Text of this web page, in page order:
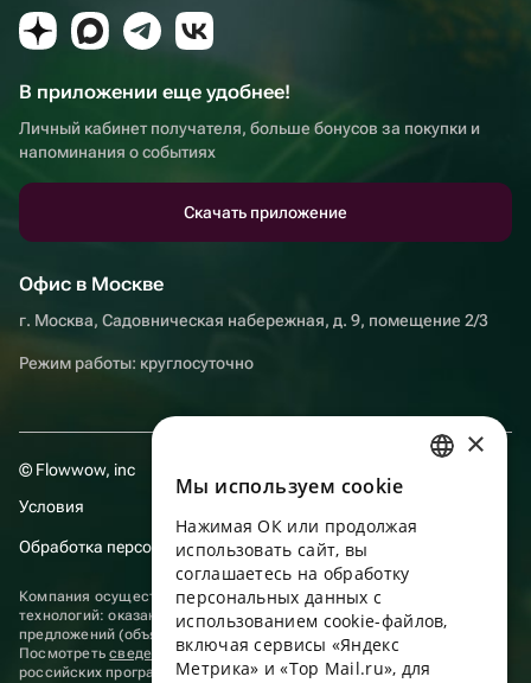
В приложении еще удобнее!
Личный кабинет получателя, больше бонусов за покупки и
напоминания о событиях
Скачать приложение
Офис в Москве
г. Москва, Садовническая набережная, д. 9, помещение 2/3
Режим работы: круглосуточно
© Flowwow, inc
Условия
Обработка персональных данных
Компания осуществляет деятельность в области информационных
технологий: оказание услуг в сети “Интернет” по размещению
предложений (объявлений) продавцов о реализации товаров.
Посмотретьсведения о программах, включенных в реестр
российских программ для электронных вычислительных машин и
ENGLISH
UKRAINIAN
PORTUGUESE
×
Мы используем сookie
Нажимая ОК или продолжая
использовать сайт, вы
соглашаетесь на обработку
персональных данных с
использованием cookie-файлов,
включая сервисы «Яндекс
Метрика» и «Top Mail.ru», для